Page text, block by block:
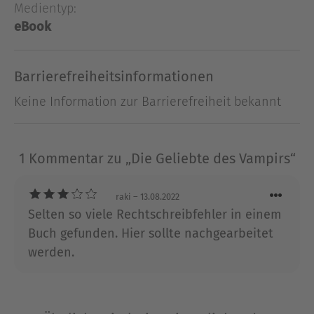
Über Julia Larsson
Julia Larsson lebt mit ihrer Familie in Australien.
Ausblenden
Medientyp:
eBook
Barrierefreiheitsinformationen
Keine Information zur Barrierefreiheit bekannt
1 Kommentar zu „Die Geliebte des Vampirs“
raki – 13.08.2022
Selten so viele Rechtschreibfehler in einem
Buch gefunden. Hier sollte nachgearbeitet
werden.